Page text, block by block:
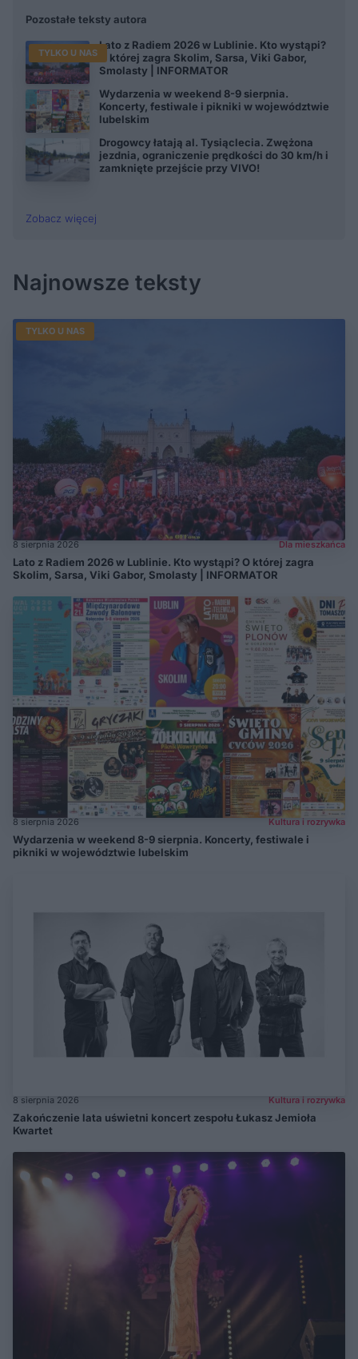
Pozostałe teksty autora
TYLKO U NAS
Lato z Radiem 2026 w Lublinie. Kto wystąpi?
O której zagra Skolim, Sarsa, Viki Gabor,
Smolasty | INFORMATOR
Wydarzenia w weekend 8-9 sierpnia.
Koncerty, festiwale i pikniki w województwie
lubelskim
Drogowcy łatają al. Tysiąclecia. Zwężona
jezdnia, ograniczenie prędkości do 30 km/h i
zamknięte przejście przy VIVO!
Zobacz więcej
Najnowsze teksty
TYLKO U NAS
8 sierpnia 2026 Dla mieszkańca
Lato z Radiem 2026 w Lublinie. Kto wystąpi? O której zagra
Skolim, Sarsa, Viki Gabor, Smolasty | INFORMATOR
8 sierpnia 2026 Kultura i rozrywka
Wydarzenia w weekend 8-9 sierpnia. Koncerty, festiwale i
pikniki w województwie lubelskim
8 sierpnia 2026 Kultura i rozrywka
Zakończenie lata uświetni koncert zespołu Łukasz Jemioła
Kwartet